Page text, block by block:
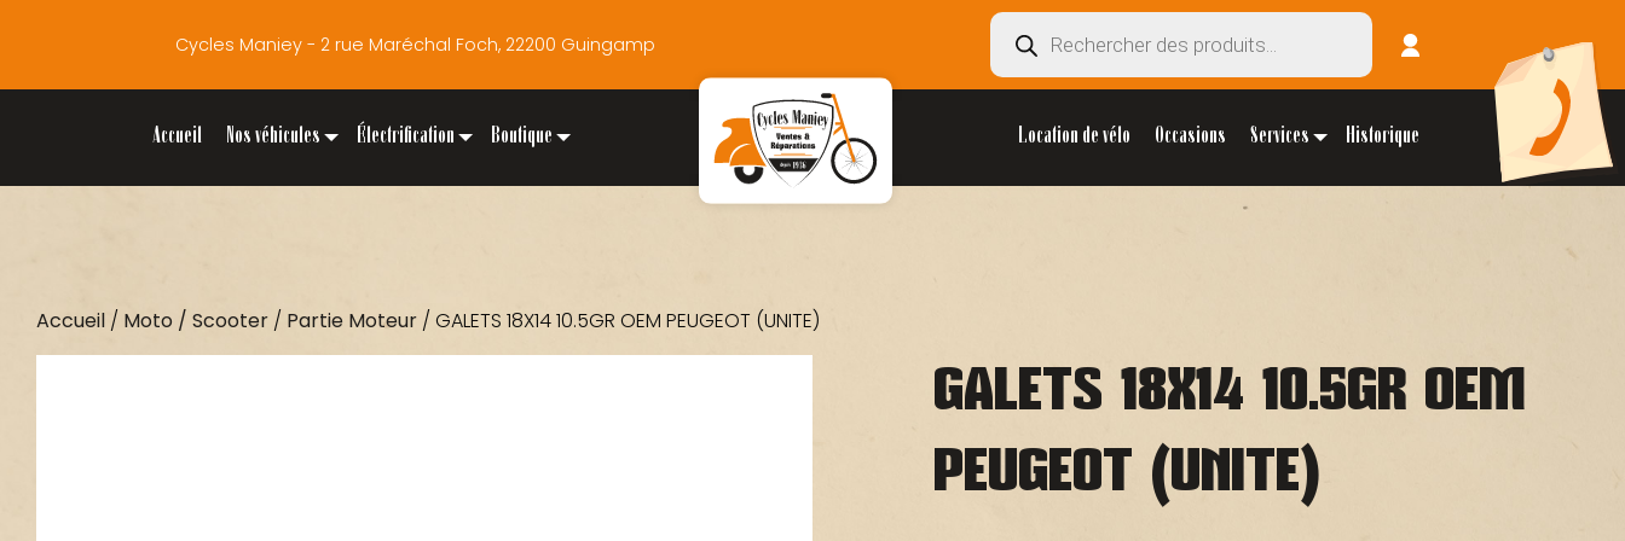
Cycles Maniey - 2 rue Maréchal Foch, 22200 Guingamp
Recherche
produits
Accueil Nos véhicules Électrification Boutique Location de vélo Occasions Services Historique
Accueil / Moto / Scooter / Partie Moteur / GALETS 18X14 10.5GR OEM PEUGEOT (UNITE)
GALETS 18X14 10.5GR OEM
PEUGEOT (UNITE)